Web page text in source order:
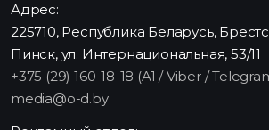
Адрес:
225710, Республика Беларусь,
Пинск, ул. Интернациональная, 53/11
+375 (29) 160-18-18 (A1 / Viber /
media@o-d.by